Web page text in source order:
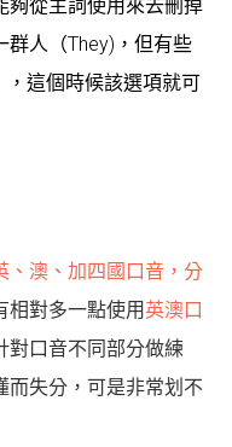
夠從主詞使用來去刪掉
群人（They)，但有些
，這個時候該選項就可
、澳、加四國口音，分
相對多一點使用英澳口
對口音不同部分做練
而失分，可是非常划不